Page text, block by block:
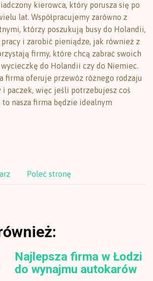
kierowca, który porusza się po
lat. Współpracujemy zarówno z
którzy poszukują busy do Holandii,
i zarobić pieniądze, jak również z
firmy, które chcą zabrać swoich
do Holandii czy do Niemiec.
firma oferuje przewóz różnego rodzaju
i paczek, więc jeśli potrzebujesz coś
to nasza firma będzie idealnym
Poleć stronę
Najlepsza firma w Łodzi
do wynajmu autokarów